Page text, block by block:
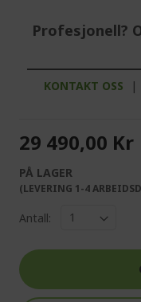
Profesjonell?
KONTAKT OSS |
29 490,00 Kr
PÅ LAGER
(LEVERING 1-4
Antall: